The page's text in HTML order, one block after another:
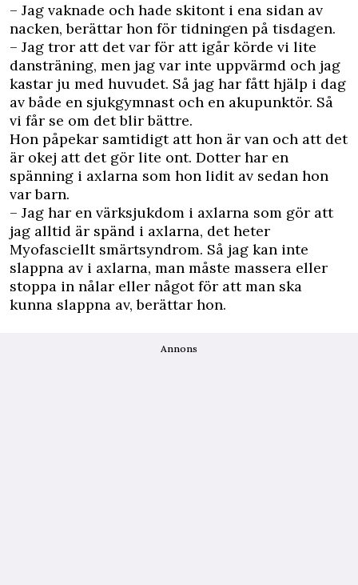
– Jag vaknade och hade skitont i ena sidan av
nacken, berättar hon för tidningen på tisdagen.
– Jag tror att det var för att igår körde vi lite
dansträning, men jag var inte uppvärmd och jag
kastar ju med huvudet. Så jag har fått hjälp i dag
av både en sjukgymnast och en akupunktör. Så
vi får se om det blir bättre.
Hon påpekar samtidigt att hon är van och att det
är okej att det gör lite ont. Dotter har en
spänning i axlarna som hon lidit av sedan hon
var barn.
– Jag har en värksjukdom i axlarna som gör att
jag alltid är spänd i axlarna, det heter
Myofasciellt smärtsyndrom. Så jag kan inte
slappna av i axlarna, man måste massera eller
stoppa in nålar eller något för att man ska
kunna slappna av, berättar hon.
Annons